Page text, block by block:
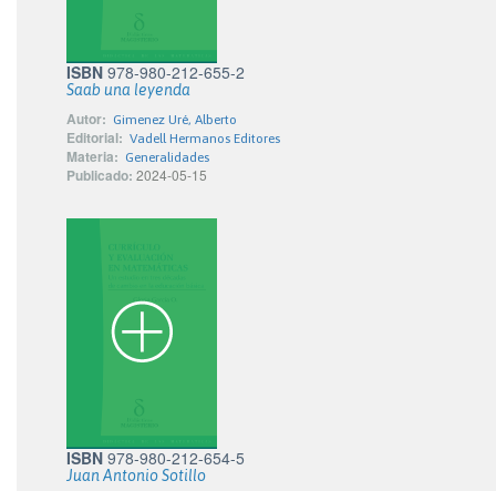
ISBN 978-980-212-655-2
Saab una leyenda
Autor: Gimenez Uré, Alberto
Editorial: Vadell Hermanos Editores
Materia: Generalidades
Publicado: 2024-05-15
ISBN 978-980-212-654-5
Juan Antonio Sotillo